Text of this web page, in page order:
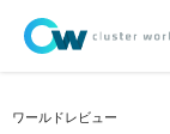
ワールドレビュー